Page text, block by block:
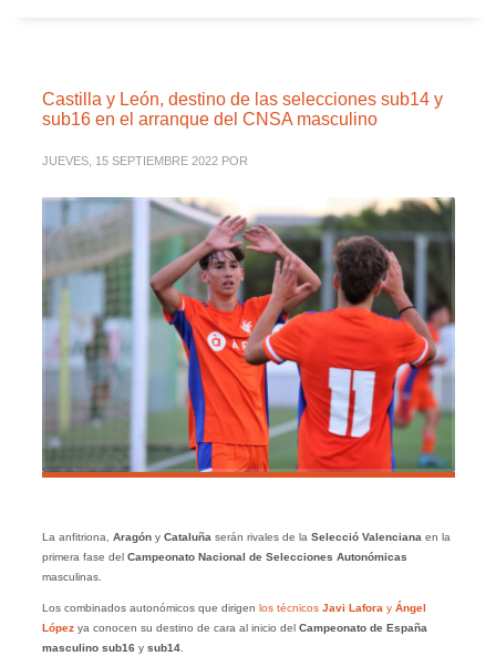
Castilla y León, destino de las selecciones sub14 y
sub16 en el arranque del CNSA masculino
JUEVES, 15 SEPTIEMBRE 2022 POR
La anfitriona, Aragón y Cataluña serán rivales de la Selecció Valencianaen la
primera fase del Campeonato Nacional de Selecciones Autonómicas
masculinas.
Los combinados autonómicos que dirigen los técnicos Javi Laforay Ángel
Lópezya conocen su destino de cara al inicio del Campeonato de España
masculino sub16 y sub14.